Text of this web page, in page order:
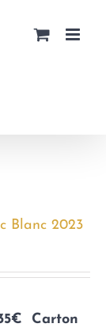
Blanc 2023
Carton